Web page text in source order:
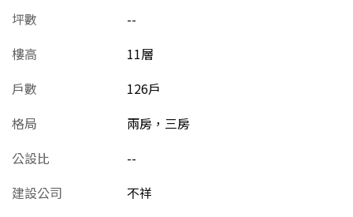
坪數
--
樓高
11層
戶數
126戶
格局
兩房，三房
公設比
--
建設公司
不祥